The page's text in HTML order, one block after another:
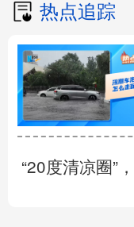
热点追踪
“20度清凉圈”